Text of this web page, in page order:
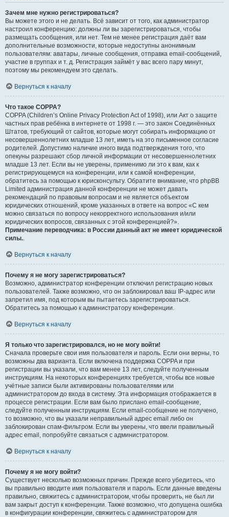
Зачем мне нужно регистрироваться?
Вы можете этого и не делать. Всё зависит от того, как администратор
настроил конференцию: должны ли вы зарегистрироваться, чтобы
размещать сообщения, или нет. Тем не менее регистрация даёт вам
дополнительные возможности, которые недоступны анонимным
пользователям: аватары, личные сообщения, отправка email-сообщений,
участие в группах и т. д. Регистрация займёт у вас всего пару минут,
поэтому мы рекомендуем это сделать.
Вернуться к началу
Что такое COPPA?
COPPA (Children’s Online Privacy Protection Act of 1998), или Акт о защите
частных прав ребёнка в интернете от 1998 г. — это закон Соединённых
Штатов, требующий от сайтов, которые могут собирать информацию от
несовершеннолетних младше 13 лет, иметь на это письменное согласие
родителей. Допустимо наличие иного вида подтверждения того, что
опекуны разрешают сбор личной информации от несовершеннолетних
младше 13 лет. Если вы не уверены, применимо ли это к вам, как к
регистрирующемуся на конференции, или к самой конференции,
обратитесь за помощью к юрисконсульту. Обратите внимание, что phpBB
Limited администрация данной конференции не может давать
рекомендаций по правовым вопросам и не является объектом
юридических отношений, кроме указанных в ответе на вопрос «С кем
можно связаться по вопросу некорректного использования и/или
юридических вопросов, связанных с этой конференцией?».
Примечание переводчика: в России данный акт не имеет юридической
силы..
Вернуться к началу
Почему я не могу зарегистрироваться?
Возможно, администратор конференции отключил регистрацию новых
пользователей. Также возможно, что он заблокировал ваш IP-адрес или
запретил имя, под которым вы пытаетесь зарегистрироваться.
Обратитесь за помощью к администратору конференции.
Вернуться к началу
Я только что зарегистрировался, но не могу войти!
Сначала проверьте свои имя пользователя и пароль. Если они верны, то
возможны два варианта. Если включена поддержка COPPA и при
регистрации вы указали, что вам менее 13 лет, следуйте полученным
инструкциям. На некоторых конференциях требуется, чтобы все новые
учётные записи были активированы пользователями или
администратором до входа в систему. Эта информация отображается в
процессе регистрации. Если вам было прислано email-сообщение,
следуйте полученным инструкциям. Если email-сообщение не получено,
то возможно, что вы указали неправильный адрес email либо он
заблокирован спам-фильтром. Если вы уверены, что ввели правильный
адрес email, попробуйте связаться с администратором.
Вернуться к началу
Почему я не могу войти?
Существует несколько возможных причин. Прежде всего убедитесь, что
вы правильно вводите имя пользователя и пароль. Если данные введены
правильно, свяжитесь с администратором, чтобы проверить, не был ли
вам закрыт доступ к конференции. Также возможно, что допущена ошибка
в конфигурации конференции, свяжитесь с администратором для